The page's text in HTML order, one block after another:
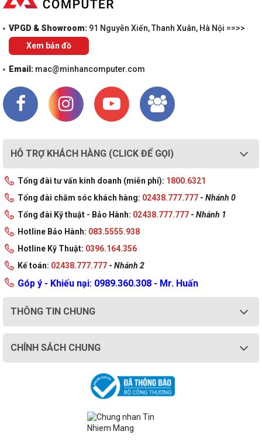
VPGD & Showroom: 91 Nguyễn Xiển, Thanh Xuân, Hà Nội ==>>
Xem bản đồ
Email: mac@minhancomputer.com
HỖ TRỢ KHÁCH HÀNG (CLICK ĐỂ GỌI)
Tổng đài tư vấn kinh doanh (miễn phí): 1800.6321
Tổng đài chăm sóc khách hàng: 02438.777.777 - Nhánh 0
Tổng đài Kỹ thuật - Bảo Hành: 02438.777.777 - Nhánh 1
Hotline Bảo Hành: 083.5555.938
Hotline Kỹ Thuật: 0396.164.356
Kế toán: 02438.777.777 - Nhánh 2
Góp ý - Khiếu nại: 0989.360.308 - Mr. Huấn
THÔNG TIN CHUNG
CHÍNH SÁCH CHUNG